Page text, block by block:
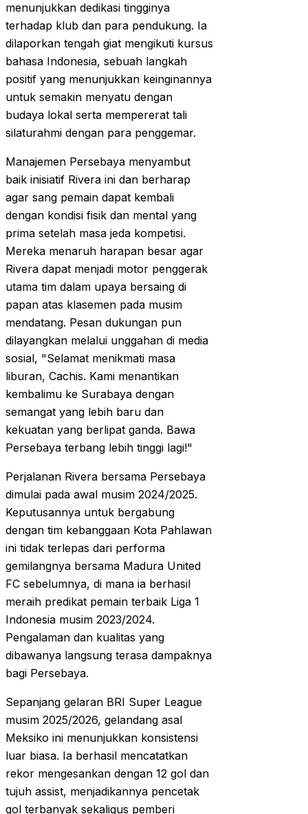
menunjukkan dedikasi tingginya
terhadap klub dan para pendukung. Ia
dilaporkan tengah giat mengikuti kursus
bahasa Indonesia, sebuah langkah
positif yang menunjukkan keinginannya
untuk semakin menyatu dengan
budaya lokal serta mempererat tali
silaturahmi dengan para penggemar.
Manajemen Persebaya menyambut
baik inisiatif Rivera ini dan berharap
agar sang pemain dapat kembali
dengan kondisi fisik dan mental yang
prima setelah masa jeda kompetisi.
Mereka menaruh harapan besar agar
Rivera dapat menjadi motor penggerak
utama tim dalam upaya bersaing di
papan atas klasemen pada musim
mendatang. Pesan dukungan pun
dilayangkan melalui unggahan di media
sosial, "Selamat menikmati masa
liburan, Cachis. Kami menantikan
kembalimu ke Surabaya dengan
semangat yang lebih baru dan
kekuatan yang berlipat ganda. Bawa
Persebaya terbang lebih tinggi lagi!"
Perjalanan Rivera bersama Persebaya
dimulai pada awal musim 2024/2025.
Keputusannya untuk bergabung
dengan tim kebanggaan Kota Pahlawan
ini tidak terlepas dari performa
gemilangnya bersama Madura United
FC sebelumnya, di mana ia berhasil
meraih predikat pemain terbaik Liga 1
Indonesia musim 2023/2024.
Pengalaman dan kualitas yang
dibawanya langsung terasa dampaknya
bagi Persebaya.
Sepanjang gelaran BRI Super League
musim 2025/2026, gelandang asal
Meksiko ini menunjukkan konsistensi
luar biasa. Ia berhasil mencatatkan
rekor mengesankan dengan 12 gol dan
tujuh assist, menjadikannya pencetak
gol terbanyak sekaligus pemberi